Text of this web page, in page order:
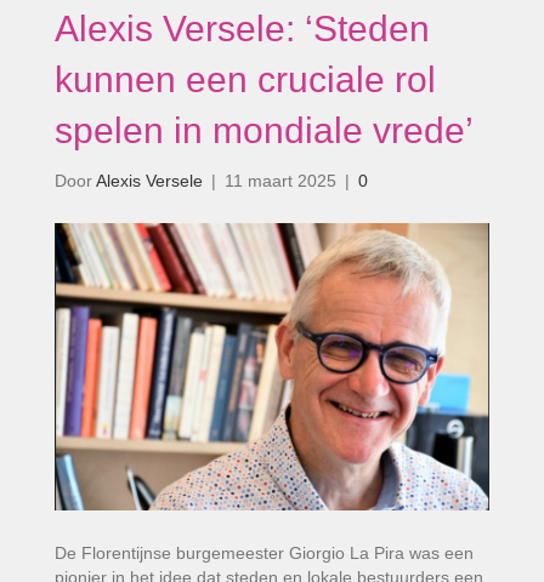
Alexis Versele: ‘Steden
kunnen een cruciale rol
spelen in mondiale vrede’
DoorAlexis Versele | 11 maart 2025 | 0
De Florentijnse burgemeester Giorgio La Pira was een
pionier in het idee dat steden en lokale bestuurders een